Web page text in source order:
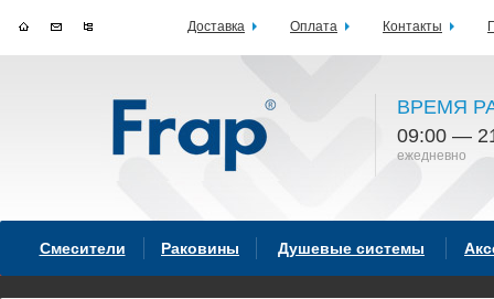
ВРЕМЯ
09:00 —
ежедневно
Смесители Раковины Душевые системы
Доставка Оплата Контакты